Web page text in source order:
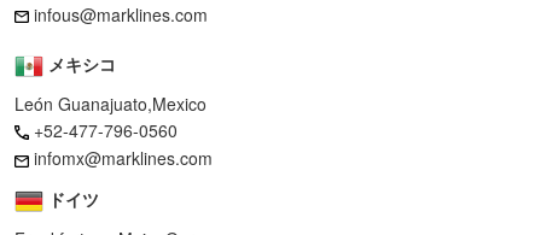
infous@marklines.com
メキシコ
León Guanajuato,Mexico
+52-477-796-0560
infomx@marklines.com
ドイツ